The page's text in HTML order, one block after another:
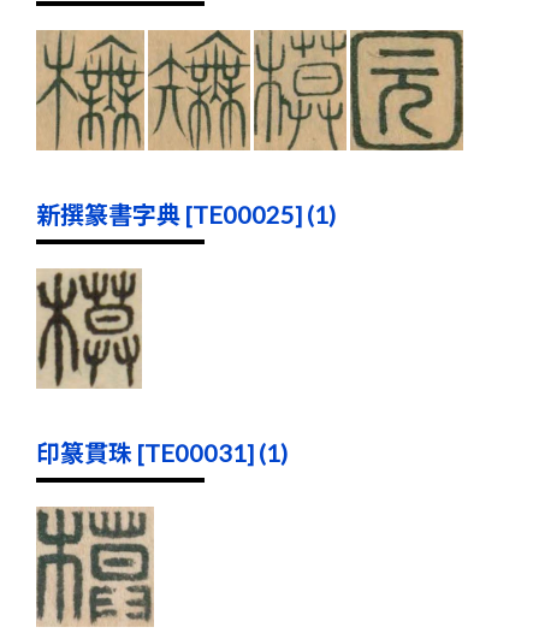
新撰篆書字典 [TE00025] (1)
印篆貫珠 [TE00031] (1)